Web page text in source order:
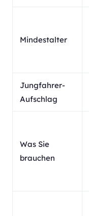
Mindestalter
Jungfahrer-
Aufschlag
Was Sie
brauchen